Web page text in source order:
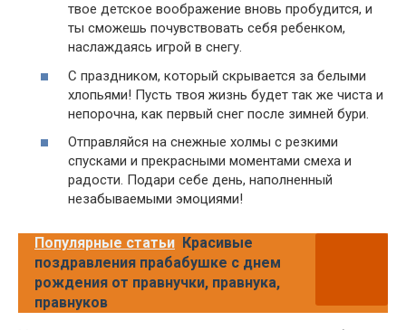
твое детское воображение вновь пробудится, и
ты сможешь почувствовать себя ребенком,
наслаждаясь игрой в снегу.
С праздником, который скрывается за белыми
хлопьями! Пусть твоя жизнь будет так же чиста и
непорочна, как первый снег после зимней бури.
Отправляйся на снежные холмы с резкими
спусками и прекрасными моментами смеха и
радости. Подари себе день, наполненный
незабываемыми эмоциями!
Популярные статьи Красивые
поздравления прабабушке с днем
рождения от правнучки, правнука,
правнуков